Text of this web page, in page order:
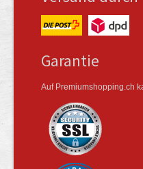
Garantie
Auf Premiumshopping.ch